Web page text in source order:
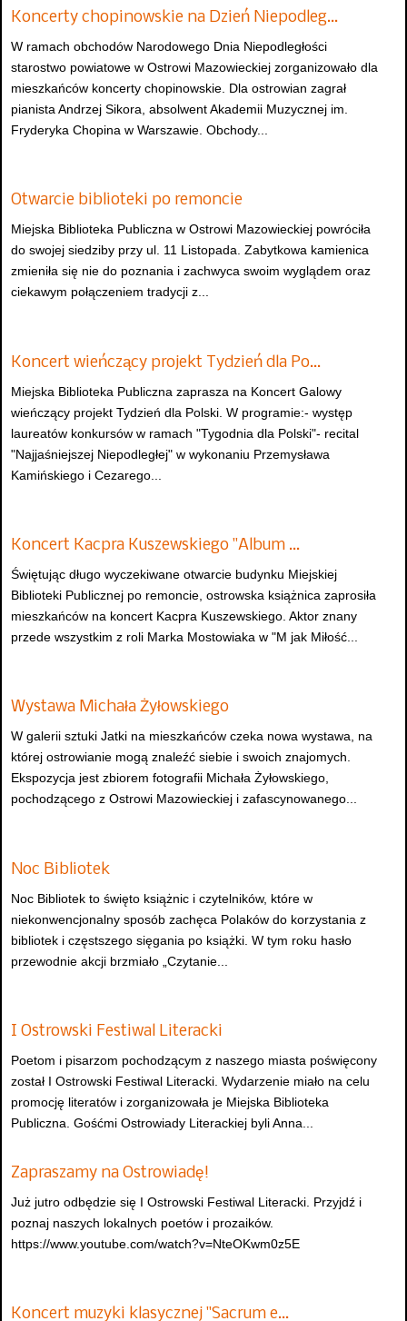
Koncerty chopinowskie na Dzień Niepodleg…
W ramach obchodów Narodowego Dnia Niepodległości
starostwo powiatowe w Ostrowi Mazowieckiej zorganizowało dla
mieszkańców koncerty chopinowskie. Dla ostrowian zagrał
pianista Andrzej Sikora, absolwent Akademii Muzycznej im.
Fryderyka Chopina w Warszawie. Obchody...
Otwarcie biblioteki po remoncie
Miejska Biblioteka Publiczna w Ostrowi Mazowieckiej powróciła
do swojej siedziby przy ul. 11 Listopada. Zabytkowa kamienica
zmieniła się nie do poznania i zachwyca swoim wyglądem oraz
ciekawym połączeniem tradycji z...
Koncert wieńczący projekt Tydzień dla Po…
Miejska Biblioteka Publiczna zaprasza na Koncert Galowy
wieńczący projekt Tydzień dla Polski. W programie:- występ
laureatów konkursów w ramach "Tygodnia dla Polski"- recital
"Najjaśniejszej Niepodległej" w wykonaniu Przemysława
Kamińskiego i Cezarego...
Koncert Kacpra Kuszewskiego "Album …
Świętując długo wyczekiwane otwarcie budynku Miejskiej
Biblioteki Publicznej po remoncie, ostrowska książnica zaprosiła
mieszkańców na koncert Kacpra Kuszewskiego. Aktor znany
przede wszystkim z roli Marka Mostowiaka w "M jak Miłość...
Wystawa Michała Żyłowskiego
W galerii sztuki Jatki na mieszkańców czeka nowa wystawa, na
której ostrowianie mogą znaleźć siebie i swoich znajomych.
Ekspozycja jest zbiorem fotografii Michała Żyłowskiego,
pochodzącego z Ostrowi Mazowieckiej i zafascynowanego...
Noc Bibliotek
Noc Bibliotek to święto książnic i czytelników, które w
niekonwencjonalny sposób zachęca Polaków do korzystania z
bibliotek i częstszego sięgania po książki. W tym roku hasło
przewodnie akcji brzmiało „Czytanie...
I Ostrowski Festiwal Literacki
Poetom i pisarzom pochodzącym z naszego miasta poświęcony
został I Ostrowski Festiwal Literacki. Wydarzenie miało na celu
promocję literatów i zorganizowała je Miejska Biblioteka
Publiczna. Gośćmi Ostrowiady Literackiej byli Anna...
Zapraszamy na Ostrowiadę!
Już jutro odbędzie się I Ostrowski Festiwal Literacki. Przyjdź i
poznaj naszych lokalnych poetów i prozaików.
https://www.youtube.com/watch?v=NteOKwm0z5E
Koncert muzyki klasycznej "Sacrum e…